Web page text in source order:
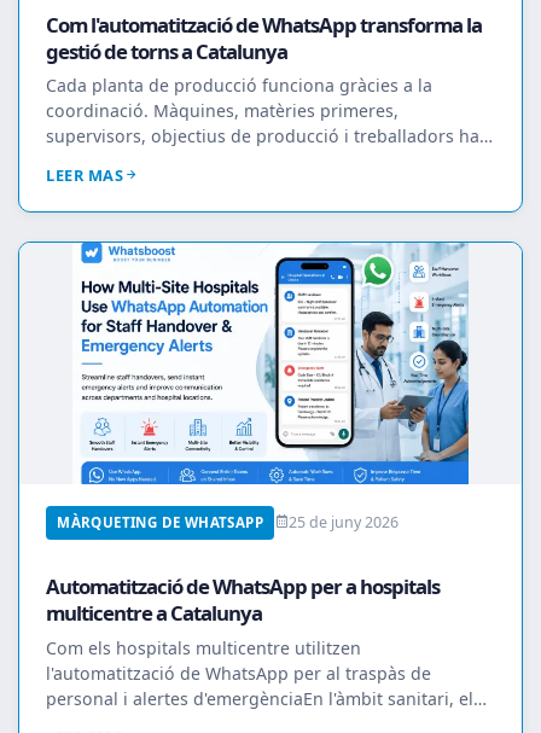
Com l'automatització de WhatsApp transforma la
gestió de torns a Catalunya
Cada planta de producció funciona gràcies a la
coordinació. Màquines, matèries primeres,
supervisors, objectius de producció i treballadors han
LEER MAS
MÀRQUETING DE WHATSAPP 25 de juny 2026
Automatització de WhatsApp per a hospitals
multicentre a Catalunya
Com els hospitals multicentre utilitzen
l'automatització de WhatsApp per al traspàs de
personal i alertes d'emergènciaEn l'àmbit sanitari, els